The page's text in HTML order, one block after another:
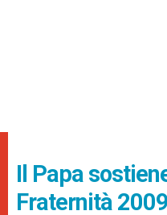
Il Papa
Fraternità